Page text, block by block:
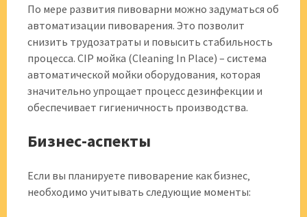
По мере развития пивоварни можно задуматься об
автоматизации пивоварения. Это позволит
снизить трудозатраты и повысить стабильность
процесса. CIP мойка (Cleaning In Place) – система
автоматической мойки оборудования‚ которая
значительно упрощает процесс дезинфекции и
обеспечивает гигиеничность производства.
Бизнес-аспекты
Если вы планируете пивоварение как бизнес‚
необходимо учитывать следующие моменты: